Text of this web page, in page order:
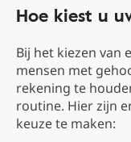
Hoe kiest u
Bij het kiezen van
mensen met
rekening te
routine. Hier zijn
keuze te maken: